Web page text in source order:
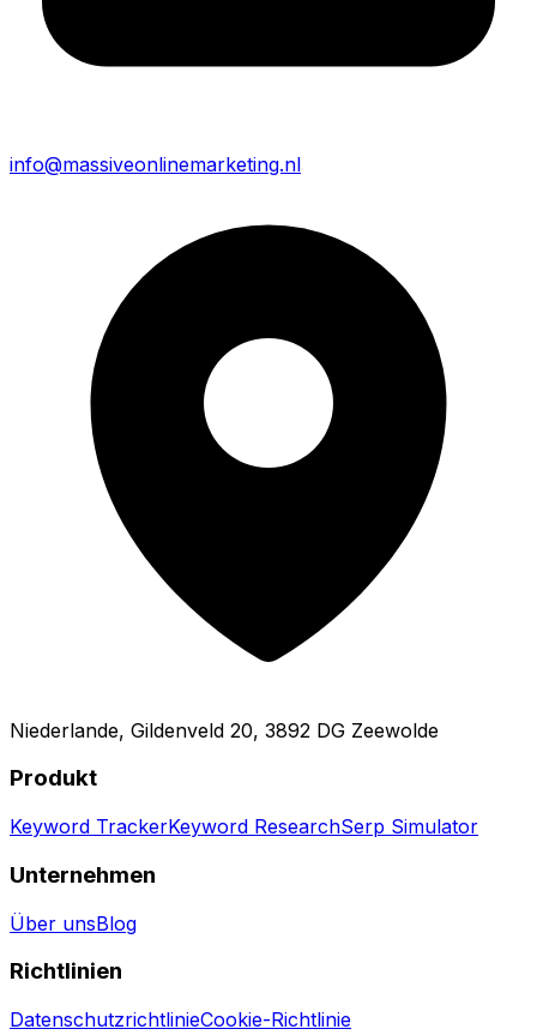
info@massiveonlinemarketing.nl
Niederlande, Gildenveld 20, 3892 DG Zeewolde
Produkt
Keyword TrackerKeyword ResearchSerp Simulator
Unternehmen
Über unsBlog
Richtlinien
DatenschutzrichtlinieCookie-Richtlinie